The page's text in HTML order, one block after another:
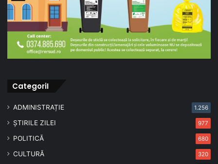
CategoriI
ADMINISTRAȚIE 1.256
ȘTIRILE ZILEI 977
POLITICĂ 680
CULTURĂ 320